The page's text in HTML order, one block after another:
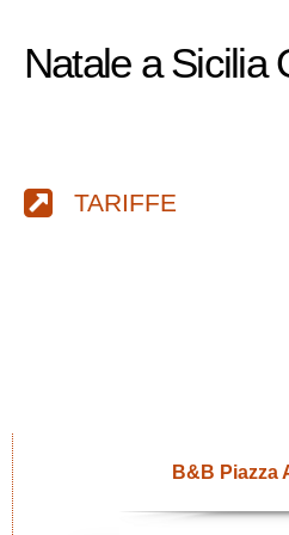
Natale a Sicilia
TARIFFE
B&B Piazza